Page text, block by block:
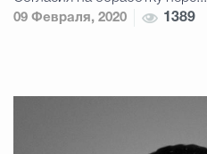
09 Февраля, 2020
1389